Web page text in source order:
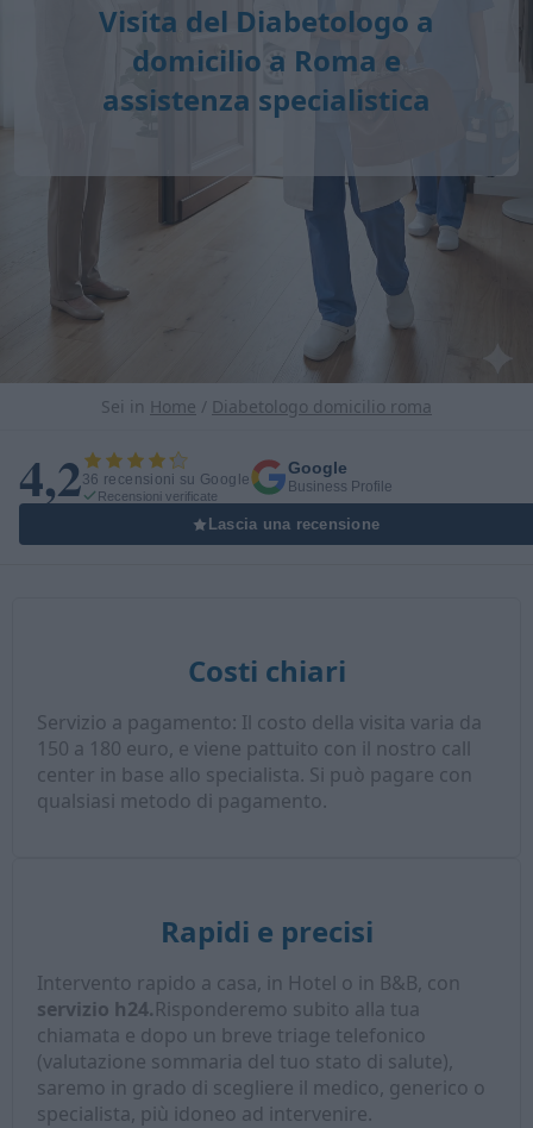
Visita del Diabetologo a
domicilio a Roma e
assistenza specialistica
Sei in Home / Diabetologo domicilio roma
4,236 recensioni su Google
Recensioni verificate
Google
Business Profile
Lascia una recensione
Costi chiari
Servizio a pagamento: Il costo della visita varia da
150 a 180 euro, e viene pattuito con il nostro call
center in base allo specialista. Si può pagare con
qualsiasi metodo di pagamento.
Rapidi e precisi
Intervento rapido a casa, in Hotel o in B&B, con
servizio h24.Risponderemo subito alla tua
chiamata e dopo un breve triage telefonico
(valutazione sommaria del tuo stato di salute),
saremo in grado di scegliere il medico, generico o
specialista, più idoneo ad intervenire.